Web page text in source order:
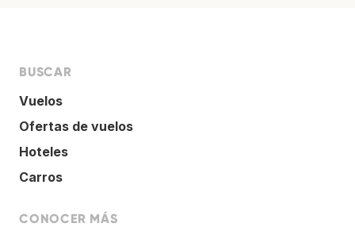
BUSCAR
Vuelos
Ofertas de vuelos
Hoteles
Carros
CONOCER MÁS